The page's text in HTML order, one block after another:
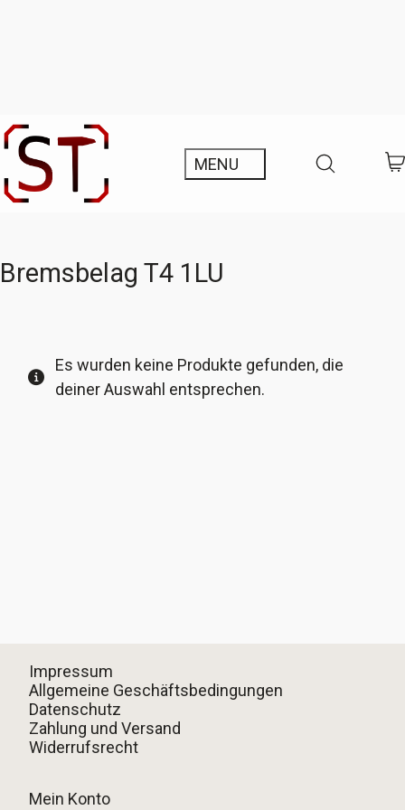
Bremsbelag T4 1LU
Es wurden keine Produkte gefunden, die
deiner Auswahl entsprechen.
Impressum
Allgemeine Geschäftsbedingungen
Datenschutz
Zahlung und Versand
Widerrufsrecht
Mein Konto